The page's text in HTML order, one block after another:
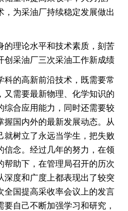
，为采油厂持续稳定发展做出
的理论水平和技术素质，刻苦
创采油厂三次采油工作新成绩
科的高新前沿技术，既需要常
又需要最新物理、化学知识的
综合应用能力，同时还需要较
握国内外的最新发展动态。从
就树立了永远当学生，把失败
信念。经过几年的努力，在领
帮助下，在管理局召开的历次
深度和广度上都表现出了较突
全国提高采收率会议上的发言
自己不断加强学习和研究，